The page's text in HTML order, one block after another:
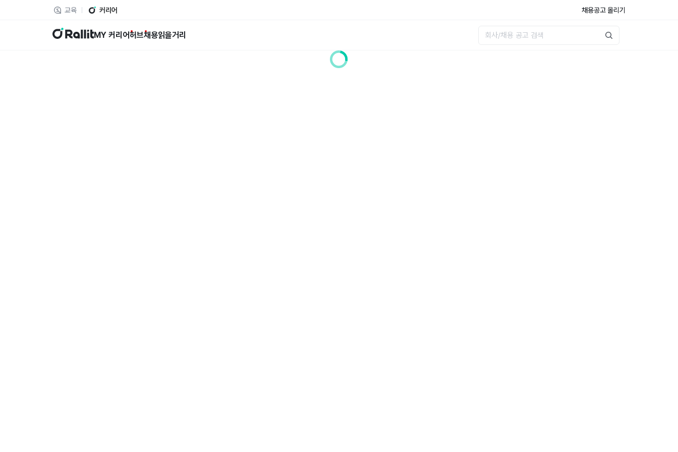
교육 커리어 채용공고 올리기
랠릿 MY 커리어허브채용읽을거리